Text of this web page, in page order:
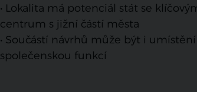
• Lokalita má potenciál stát se
centrum s jižní částí města
• Součástí návrhů může být i
společenskou funkcí